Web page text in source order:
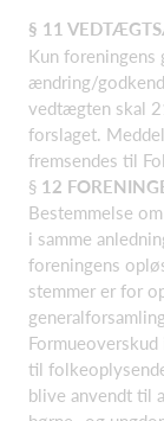
§ 11
Kun
ændring/
vedtægten skal
forslaget.
fremsendes til
§ 12
Bestemmelse
i samme
foreningens
stemmer er for
til
blive anvendt til